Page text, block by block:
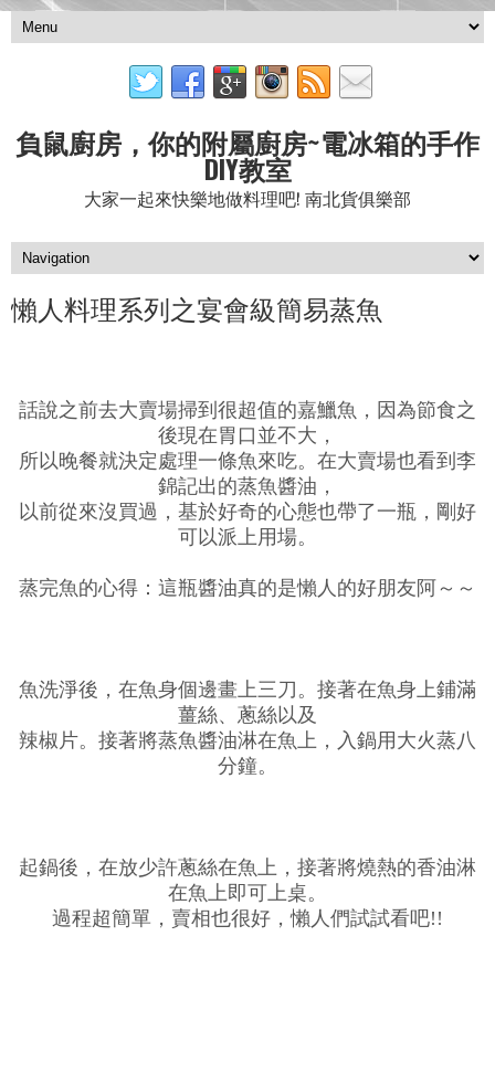
負鼠廚房，你的附屬廚房~電冰箱的手作
DIY教室
大家一起來快樂地做料理吧! 南北貨俱樂部
懶人料理系列之宴會級簡易蒸魚
話說之前去大賣場掃到很超值的嘉鱲魚，因為節食之
後現在胃口並不大，
所以晚餐就決定處理一條魚來吃。在大賣場也看到李
錦記出的蒸魚醬油，
以前從來沒買過，基於好奇的心態也帶了一瓶，剛好
可以派上用場。
蒸完魚的心得：這瓶醬油真的是懶人的好朋友阿～～
魚洗淨後，在魚身個邊畫上三刀。接著在魚身上鋪滿
薑絲、蔥絲以及
辣椒片。接著將蒸魚醬油淋在魚上，入鍋用大火蒸八
分鐘。
起鍋後，在放少許蔥絲在魚上，接著將燒熱的香油淋
在魚上即可上桌。
過程超簡單，賣相也很好，懶人們試試看吧!!